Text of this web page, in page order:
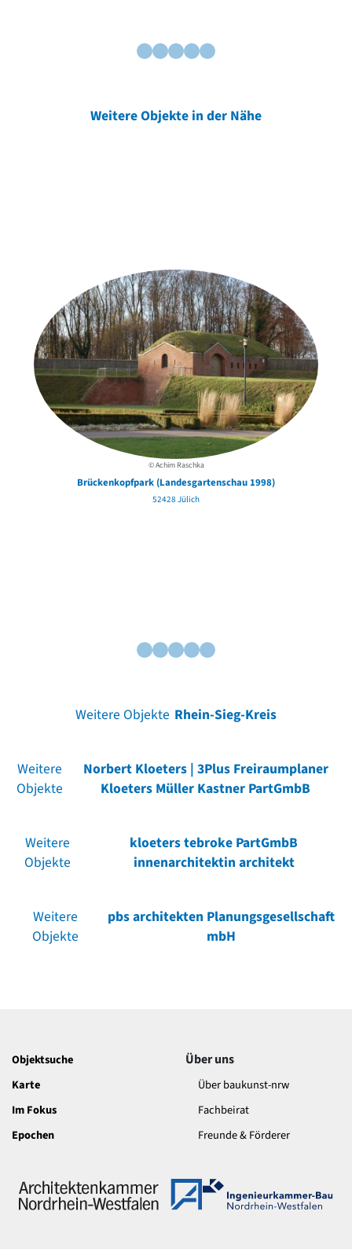
Weitere Objekte in der Nähe
© Achim Raschka
Brückenkopfpark (Landesgartenschau 1998)
52428 Jülich
Weitere Objekte Rhein-Sieg-Kreis
Weitere
Objekte
Norbert Kloeters | 3Plus Freiraumplaner
Kloeters Müller Kastner PartGmbB
Weitere
Objekte
kloeters tebroke PartGmbB
innenarchitektin architekt
Weitere
Objekte
pbs architekten Planungsgesellschaft
mbH
Objektsuche
Karte
Im Fokus
Epochen
Über uns
Über baukunst-nrw
Fachbeirat
Freunde & Förderer